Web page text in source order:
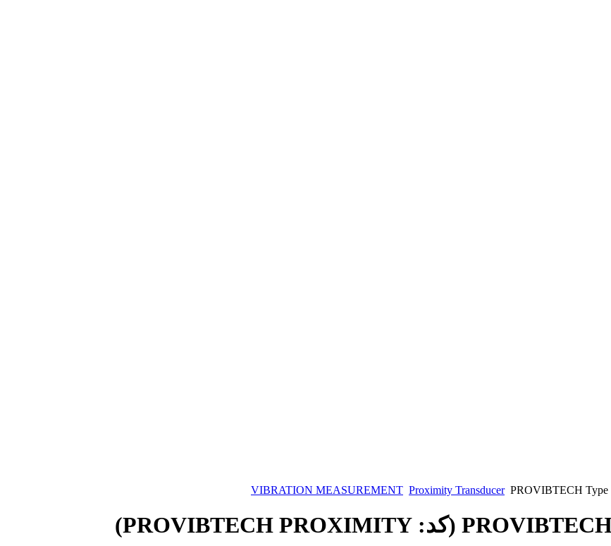
VIBRATION MEASUREMENT Proximity Transducer PROVIBTECH Type
(کد: PROVIBTECH PROXIMITY
)